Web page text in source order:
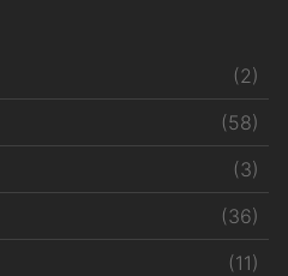
(2)
(58)
(3)
(36)
(11)